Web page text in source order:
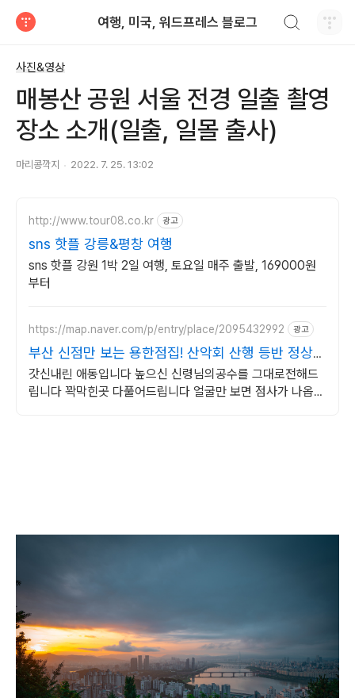
여행, 미국, 워드프레스 블로그
사진&영상
매봉산 공원 서울 전경 일출 촬영
장소 소개(일출, 일몰 출사)
마리콩깍지 2022. 7. 25. 13:02
http://www.tour08.co.kr 광고
sns 핫플 강릉&평창 여행
sns 핫플 강원 1박 2일 여행, 토요일 매주 출발, 169000원
부터
https://map.naver.com/p/entry/place/2095432992 광고
부산 신점만 보는 용한점집! 산악회 산행 등반 정상등
정
갓신내린 애동입니다 높으신 신령님의공수를 그대로전해드
립니다 꽉막힌곳 다풀어드립니다 얼굴만 보면 점사가 나옵니